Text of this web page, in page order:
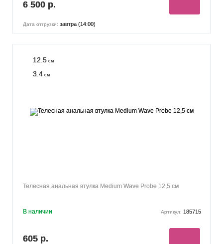
6 500 р.
Дата отгрузки: завтра (14:00)
12.5 см
3.4 см
Телесная анальная втулка Medium Wave Probe 12,5 см
В наличии Артикул: 185715
605 р.